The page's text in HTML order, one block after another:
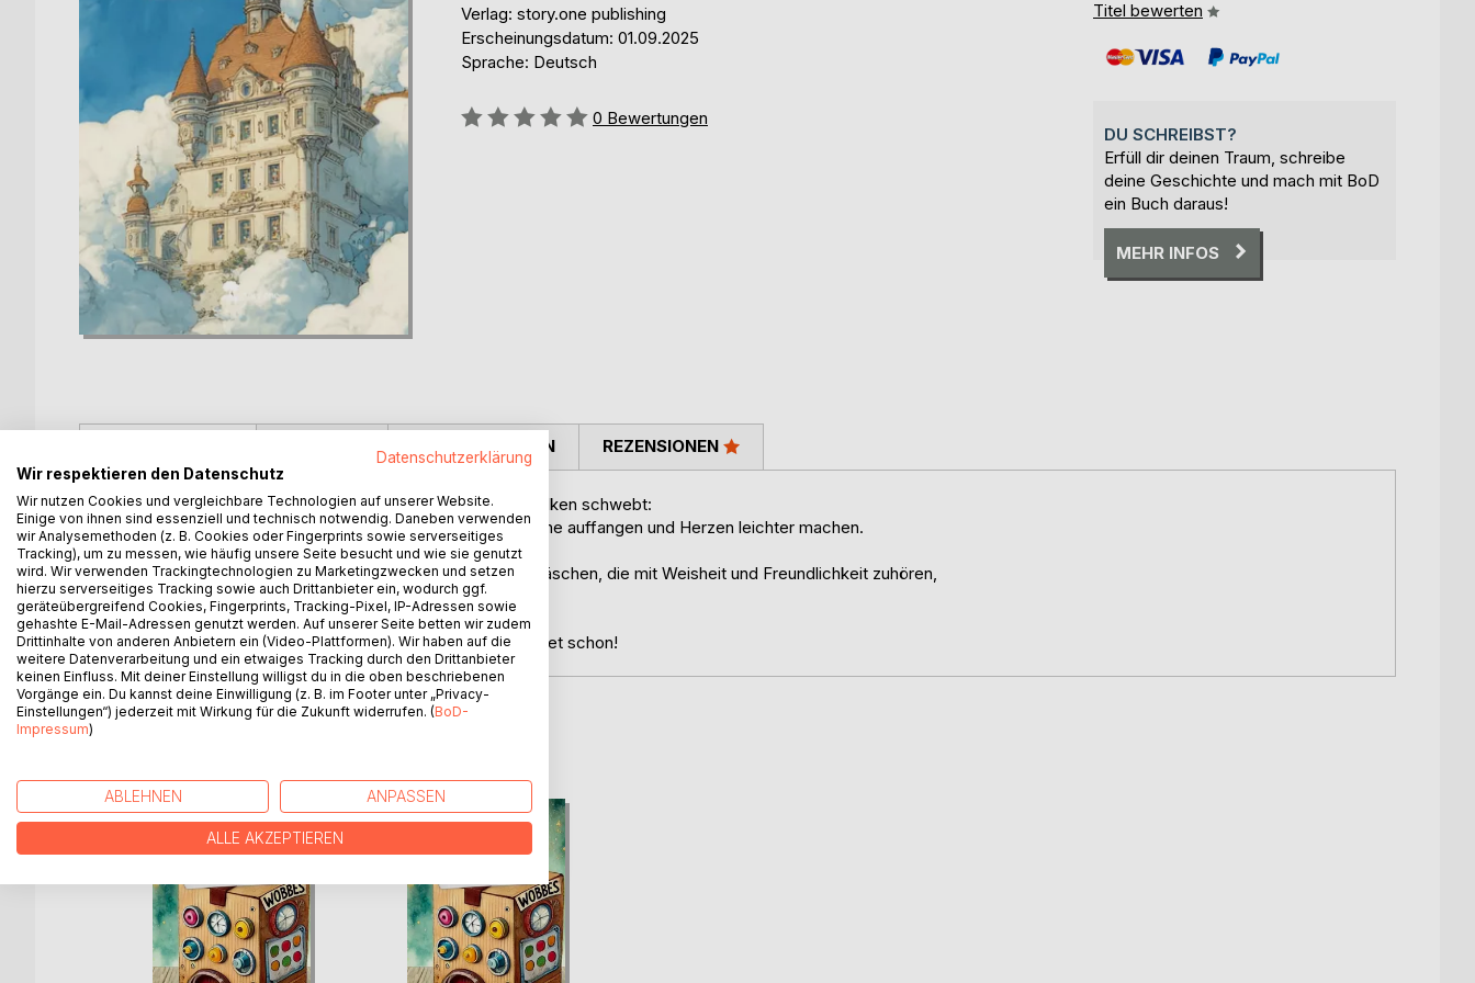
Verlag: story.one publishing
Erscheinungsdatum: 01.09.2025
Sprache: Deutsch
Bewertung::
0 Bewertungen
Titel bewerten
DU SCHREIBST?
Erfüll dir deinen Traum, schreibe
deine Geschichte und mach mit BoD
ein Buch daraus!
MEHR INFOS
Stell dir ein Schloss vor, das hoch oben zwischen den Wolken schwebt:
Hier schlafen Kinder auf flauschigen Wolken, die jede Träne auffangen und Herzen leichter machen.
Mit ihren Sorgen reisen sie zu Madame Lùne und Herrn Häschen, die mit Weisheit und Freundlichkeit zuhören,
trösten und Mut schenken.
Willkommen im Wolkenschloss­hotel - Dein Schlüssel wartet schon!
PRESSESTIMMEN REZENSIONEN
WEITERE TITEL BEI
Datenschutzerklärung
Wir respektieren den Datenschutz
Wir nutzen Cookies und vergleichbare Technologien auf unserer Website.
Einige von ihnen sind essenziell und technisch notwendig. Daneben verwenden
wir Analysemethoden (z. B. Cookies oder Fingerprints sowie serverseitiges
Tracking), um zu messen, wie häufig unsere Seite besucht und wie sie genutzt
wird. Wir verwenden Trackingtechnologien zu Marketingzwecken und setzen
hierzu serverseitiges Tracking sowie auch Drittanbieter ein, wodurch ggf.
geräteübergreifend Cookies, Fingerprints, Tracking-Pixel, IP-Adressen sowie
gehashte E-Mail-Adressen genutzt werden. Auf unserer Seite betten wir zudem
Drittinhalte von anderen Anbietern ein (Video-Plattformen). Wir haben auf die
weitere Datenverarbeitung und ein etwaiges Tracking durch den Drittanbieter
keinen Einfluss. Mit deiner Einstellung willigst du in die oben beschriebenen
Vorgänge ein. Du kannst deine Einwilligung (z. B. im Footer unter „Privacy-
Einstellungen“) jederzeit mit Wirkung für die Zukunft widerrufen. (BoD-
Impressum)
ABLEHNEN ANPASSEN
ALLE AKZEPTIEREN